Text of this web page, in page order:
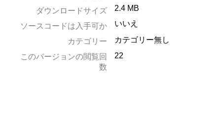
ダウンロードサイズ 2.4 MB
ソースコードは入手可か いいえ
カテゴリー
カテゴリー無し
このバージョンの閲覧回
数
22